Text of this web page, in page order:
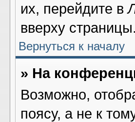
их, перейдите в
вверху
Вернуться к началу
» На
Возможно,
поясу, а не к